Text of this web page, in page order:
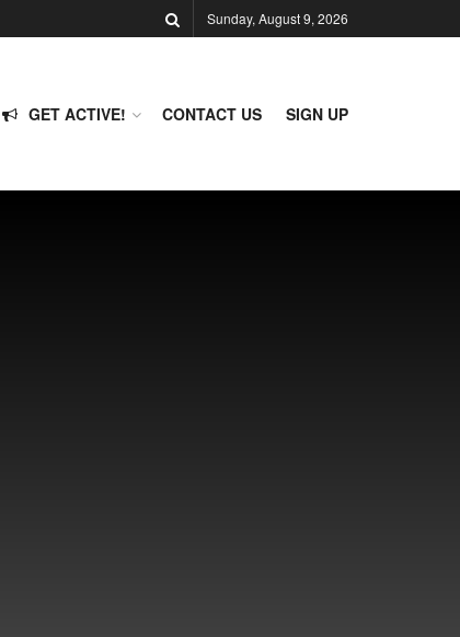
Sunday, August 9, 2026
GET ACTIVE! CONTACT US SIGN UP